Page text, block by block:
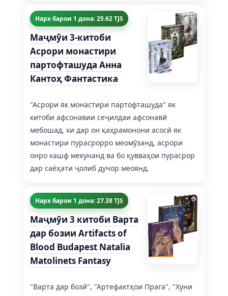
Нарх барои 1 дона: 25.62 TJS
Маҷмӯи 3-китоби
Асрори монастири
партофташуда Анна
Кантоҳ Фантастика
"Асрори як монастири партофташуда" як
китоби афсонавии сеҷилдаи афсонавӣ
мебошад, ки дар он қаҳрамонони асосӣ як
монастири пурасрорро меомӯзанд, асрори
онро кашф мекунанд ва бо қувваҳои пурасрор
дар саёҳати ҷолиб дучор меоянд.
Нарх барои 1 дона: 27.38 TJS
Маҷмӯи 3 китоби Варта
дар бозии Artifacts of
Blood Budapest Natalia
Matolinets Fantasy
"Варта дар бозӣ", "Артефактҳои Прага", "Хуни